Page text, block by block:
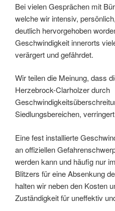
Bei vielen Gesprächen mit
welche wir intensiv,
deutlich hervorgehoben
Geschwindigkeit innerorts
verärgert und gefährdet.
Wir teilen die Meinung, dass
Herzebrock-Clarholzer durch
Siedlungsbereichen,
Eine fest installierte
an offiziellen
werden kann und häufig nur
Blitzers für eine Absenkung
halten wir neben den Kosten
Zuständigkeit für uneffektiv